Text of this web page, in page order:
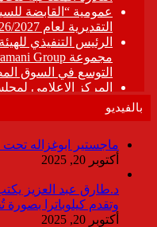
بالفيديو
ماجستير ابوغزاله
أكتوبر 20, 2025
د.طارق عبد العزيز
وتقدم كيلوباترا بصورة
أكتوبر 20, 2025